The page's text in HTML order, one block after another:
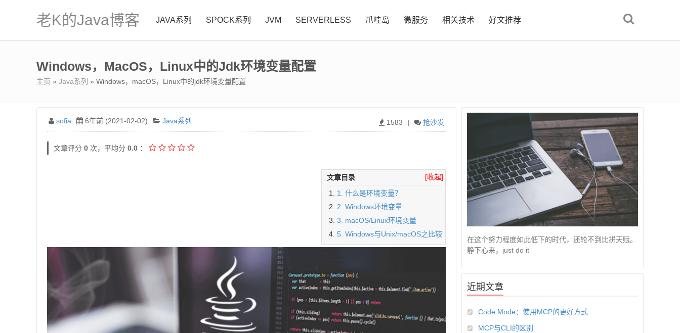
老K的Java博客 JAVA系列 SPOCK系列 JVM SERVERLESS 爪哇岛 微服务 相关技术 好文推荐
Windows，macOS，Linux中的jdk环境变量配置
主页 » Java系列 » Windows，macOS，Linux中的jdk环境变量配置
sofia 6年前 (2021-02-02) Java系列 | 抢沙发
1583
文章评分 0 次，平均分 0.0 ：
[收起]
文章目录
1. 什么是环境变量？
2. Windows环境变量
3. macOS/Linux环境变量
5. Windows与Unix/macOS之比较
在这个努力程度如此低下的时代，还轮不到比拼天赋。
静下心来，just do it
近期文章
Code Mode：使用MCP的更好方式
MCP与CLI的区别